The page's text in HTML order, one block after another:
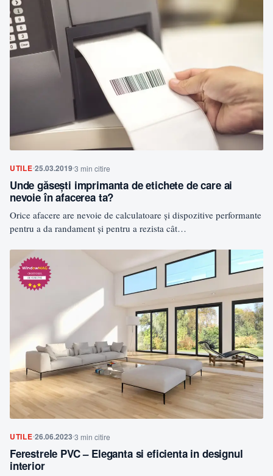
UTILE 25.03.2019 3 min citire
Unde găsești imprimanta de etichete de care ai
nevoie în afacerea ta?
Orice afacere are nevoie de calculatoare și dispozitive performante
pentru a da randament și pentru a rezista cât…
UTILE 26.06.2023 3 min citire
Ferestrele PVC – Eleganta si eficienta in designul
interior